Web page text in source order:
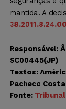
mantida. A
Responsável:
SC00445(JP)
Textos:
Pacheco
Fonte: